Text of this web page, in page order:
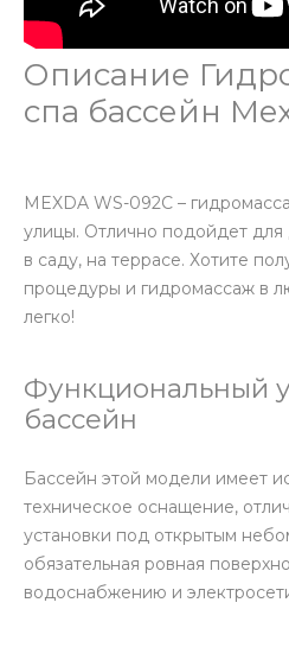
Описание
спа бассейн
MEXDA WS-092C –
улицы. Отлично подойдет для
в саду, на террасе. Хотите
процедуры и гидромассаж в
легко!
Функциональный
бассейн
Бассейн этой модели имеет
техническое оснащение,
установки под открытым
обязательная ровная
водоснабжению и